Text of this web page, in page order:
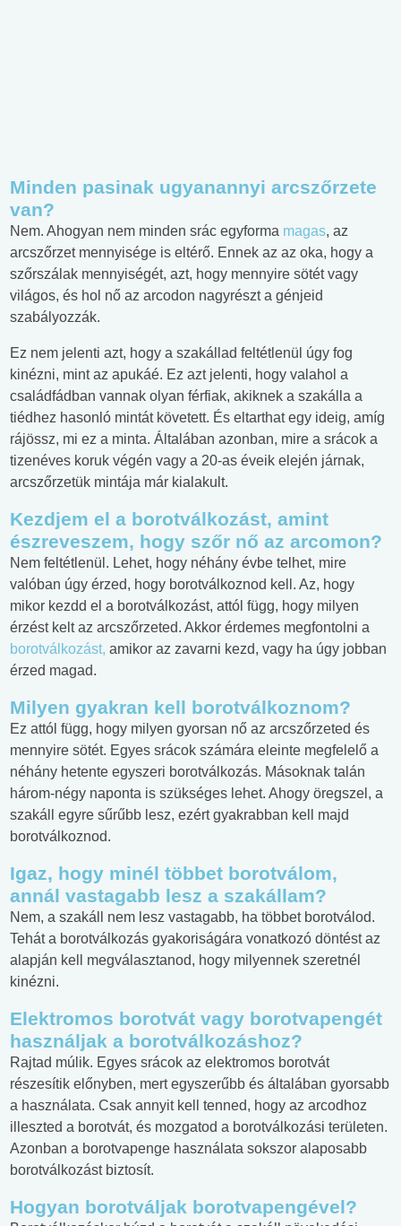
Minden pasinak ugyanannyi arcszőrzete
van?
Nem. Ahogyan nem minden srác egyforma magas, az
arcszőrzet mennyisége is eltérő. Ennek az az oka, hogy a
szőrszálak mennyiségét, azt, hogy mennyire sötét vagy
világos, és hol nő az arcodon nagyrészt a génjeid
szabályozzák.
Ez nem jelenti azt, hogy a szakállad feltétlenül úgy fog
kinézni, mint az apukáé. Ez azt jelenti, hogy valahol a
családfádban vannak olyan férfiak, akiknek a szakálla a
tiédhez hasonló mintát követett. És eltarthat egy ideig, amíg
rájössz, mi ez a minta. Általában azonban, mire a srácok a
tizenéves koruk végén vagy a 20-as éveik elején járnak,
arcszőrzetük mintája már kialakult.
Kezdjem el a borotválkozást, amint
észreveszem, hogy szőr nő az arcomon?
Nem feltétlenül. Lehet, hogy néhány évbe telhet, mire
valóban úgy érzed, hogy borotválkoznod kell. Az, hogy
mikor kezdd el a borotválkozást, attól függ, hogy milyen
érzést kelt az arcszőrzeted. Akkor érdemes megfontolni a
borotválkozást, amikor az zavarni kezd, vagy ha úgy jobban
érzed magad.
Milyen gyakran kell borotválkoznom?
Ez attól függ, hogy milyen gyorsan nő az arcszőrzeted és
mennyire sötét. Egyes srácok számára eleinte megfelelő a
néhány hetente egyszeri borotválkozás. Másoknak talán
három-négy naponta is szükséges lehet. Ahogy öregszel, a
szakáll egyre sűrűbb lesz, ezért gyakrabban kell majd
borotválkoznod.
Igaz, hogy minél többet borotválom,
annál vastagabb lesz a szakállam?
Nem, a szakáll nem lesz vastagabb, ha többet borotválod.
Tehát a borotválkozás gyakoriságára vonatkozó döntést az
alapján kell megválasztanod, hogy milyennek szeretnél
kinézni.
Elektromos borotvát vagy borotvapengét
használjak a borotválkozáshoz?
Rajtad múlik. Egyes srácok az elektromos borotvát
részesítik előnyben, mert egyszerűbb és általában gyorsabb
a használata. Csak annyit kell tenned, hogy az arcodhoz
illeszted a borotvát, és mozgatod a borotválkozási területen.
Azonban a borotvapenge használata sokszor alaposabb
borotválkozást biztosít.
Hogyan borotváljak borotvapengével?